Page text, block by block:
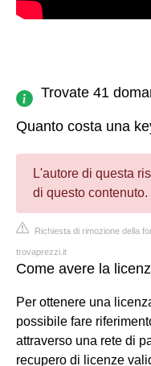
Trovate 41
Quanto costa una
L'autore di questa
di questo contenuto.
Richiesta di rimozione della
trovaprezzi.it
Come avere la
Per ottenere una
possibile fare
attraverso una rete di
recupero di licenze